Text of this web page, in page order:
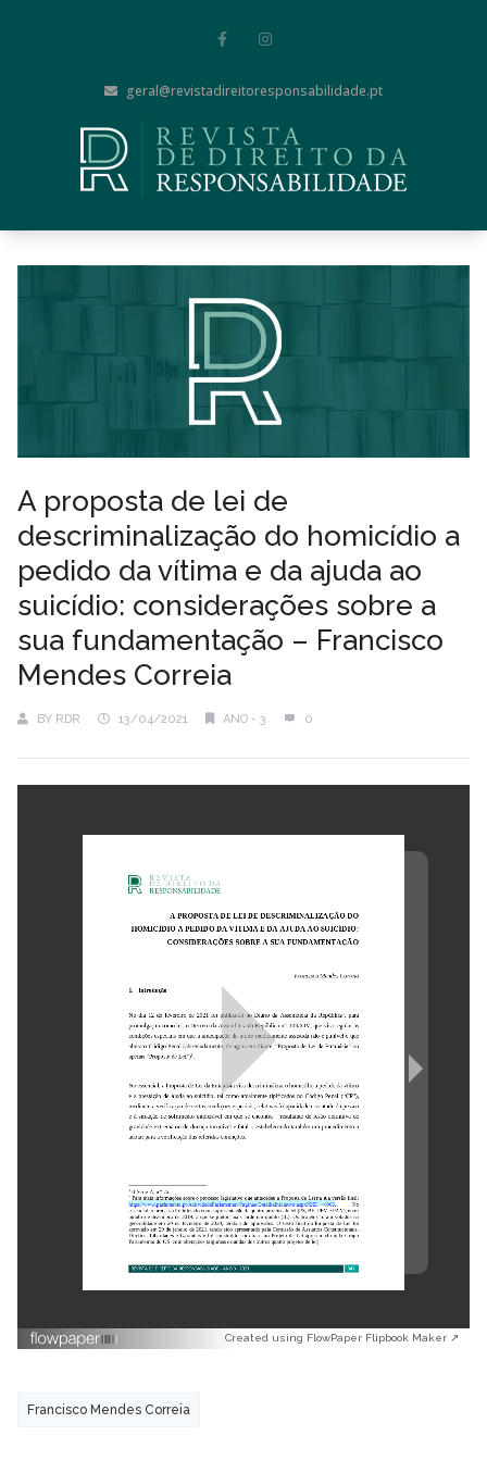
geral@revistadireitoresponsabilidade.pt
A proposta de lei de
descriminalização do homicídio a
pedido da vítima e da ajuda ao
suicídio: considerações sobre a
sua fundamentação – Francisco
Mendes Correia
BY RDR 13/04/2021 ANO - 3 0
Created using FlowPaper Flipbook Maker ↗
Francisco Mendes Correia